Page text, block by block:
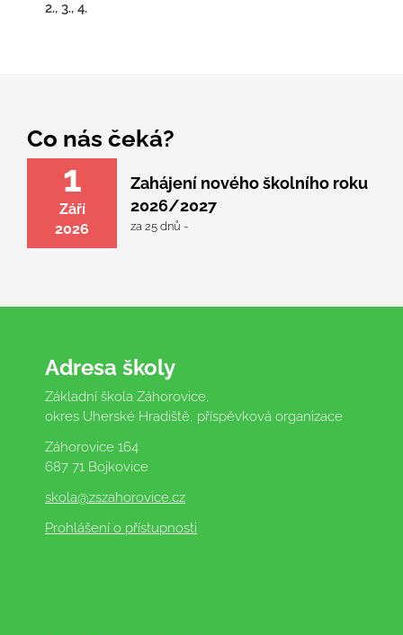
2., 3., 4.
Co nás čeká?
1
Září
2026
Zahájení nového školního roku
2026/2027
za 25 dnů -
Adresa školy
Základní škola Záhorovice,
okres Uherské Hradiště, příspěvková organizace
Záhorovice 164
687 71 Bojkovice
skola@zszahorovice.cz
Prohlášení o přístupnosti